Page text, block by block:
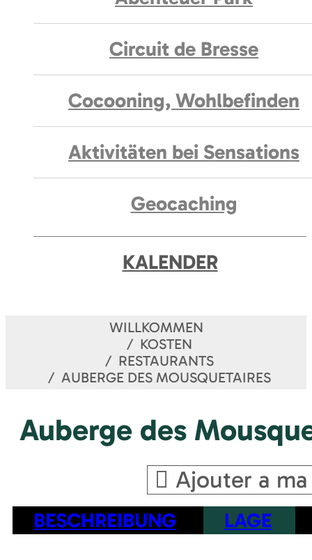
Circuit de Bresse
Cocooning, Wohlbefinden
Aktivitäten bei Sensations
Geocaching
KALENDER
WILLKOMMEN
KOSTEN
RESTAURANTS
AUBERGE DES MOUSQUETAIRES
Auberge des
Ajouter a
BESCHREIBUNG LAGE